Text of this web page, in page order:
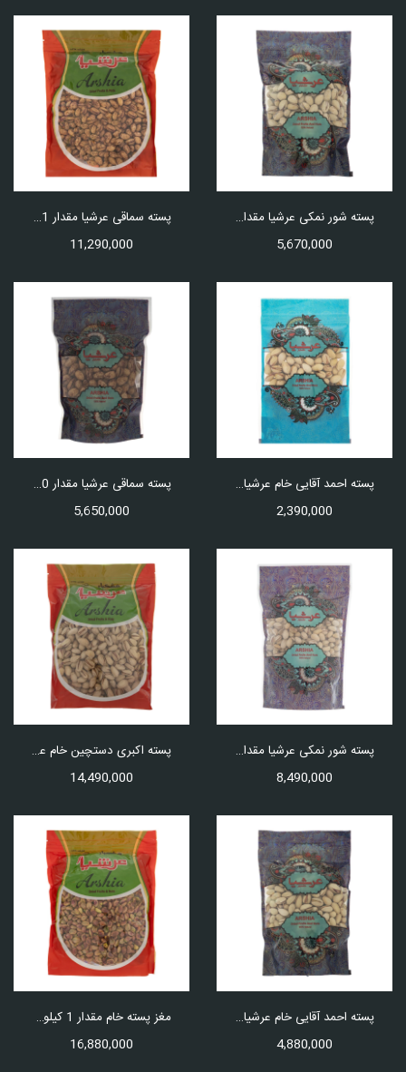
پسته شور نمکی عرشیا مقدار 500 گرم
5,670,000
پسته سماقی عرشیا مقدار 1 کیلوگرم
11,290,000
پسته احمد آقایی خام عرشیا مقدار 250 گرم
2,390,000
پسته سماقی عرشیا مقدار 500 گرم
5,650,000
پسته شور نمکی عرشیا مقدار 750 گرم
8,490,000
پسته اکبری دستچین خام عرشیا مقدار 1 کیلوگرم
14,490,000
پسته احمد آقایی خام عرشیا مقدار 500 گرم
4,880,000
مغز پسته خام مقدار 1 کیلوگرم
16,880,000